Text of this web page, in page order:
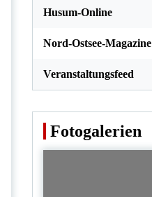
Husum-Online
Nord-Ostsee-Magazine
Veranstaltungsfeed
Fotogalerien